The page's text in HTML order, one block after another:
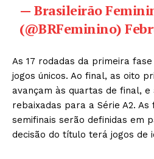
— Brasileirão
(@BRFeminino)
As 17 rodadas da primeira
jogos únicos. Ao final, as oito
avançam às quartas de final, e
rebaixadas para a Série A2.
semifinais serão definidas em
decisão do título terá jogos de